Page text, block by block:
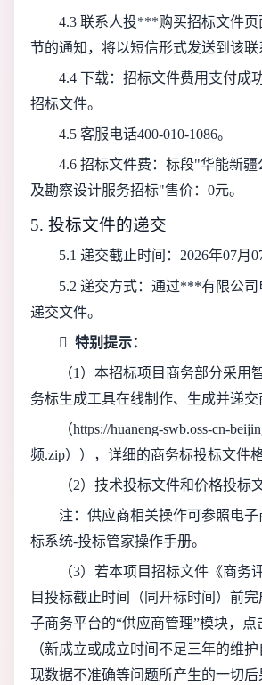
4.3 联系人投***购买招标文件
节的通知，将以短信形式发送到该联
4.4 下载：招标文件费用支付成
招标文件。
4.5 客服电话400-010-1086。
4.6 招标文件费：标段"华能新疆
及勘察设计服务招标"售价：0元。
5. 投标文件的递交
5.1 递交截止时间： 2026年07月
5.2 递交方式：通过***有限公
递交文件。

特别提示：
（1）本招标项目商务部分采
务标生成工具在线制作、生成并递
（https://huaneng-swb.oss-cn-
频.zip）），详细的商务标投标文件
（2）技术投标文件和价格投
注：供应商相关操作可参照电
标系统-投标管家操作手册。
（3）若本项目招标文件《商务
目投标截止时间（同开标时间）前
子商务平台的“供应商管理”模块，
（新成立或成立时间不足三年的维
现数据不准确等问题所产生的一切